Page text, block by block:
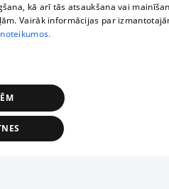
kā arī tās atsaukšana vai
Vairāk informācijas par